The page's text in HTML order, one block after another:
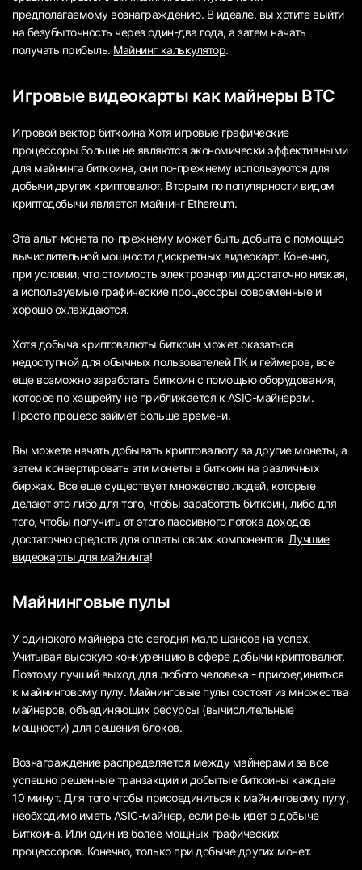
предполагаемому вознаграждению. В идеале, вы хотите выйти
на безубыточность через один-два года, а затем начать
получать прибыль. Майнинг калькулятор.
Игровые видеокарты как майнеры BTC
Игровой вектор биткоина Хотя игровые графические
процессоры больше не являются экономически эффективными
для майнинга биткоина, они по-прежнему используются для
добычи других криптовалют. Вторым по популярности видом
криптодобычи является майнинг Ethereum.
Эта альт-монета по-прежнему может быть добыта с помощью
вычислительной мощности дискретных видеокарт. Конечно,
при условии, что стоимость электроэнергии достаточно низкая,
а используемые графические процессоры современные и
хорошо охлаждаются.
Хотя добыча криптовалюты биткоин может оказаться
недоступной для обычных пользователей ПК и геймеров, все
еще возможно заработать биткоин с помощью оборудования,
которое по хэшрейту не приближается к ASIC-майнерам.
Просто процесс займет больше времени.
Вы можете начать добывать криптовалюту за другие монеты, а
затем конвертировать эти монеты в биткоин на различных
биржах. Все еще существует множество людей, которые
делают это либо для того, чтобы заработать биткоин, либо для
того, чтобы получить от этого пассивного потока доходов
достаточно средств для оплаты своих компонентов.Лучшие
видеокарты для майнинга!
Майнинговые пулы
У одинокого майнера btc сегодня мало шансов на успех.
Учитывая высокую конкуренцию в сфере добычи криптовалют.
Поэтому лучший выход для любого человека - присоединиться
к майнинговому пулу. Майнинговые пулы состоят из множества
майнеров, объединяющих ресурсы (вычислительные
мощности) для решения блоков.
Вознаграждение распределяется между майнерами за все
успешно решенные транзакции и добытые биткоины каждые
10 минут. Для того чтобы присоединиться к майнинговому пулу,
необходимо иметь ASIC-майнер, если речь идет о добыче
Биткоина. Или один из более мощных графических
процессоров. Конечно, только при добыче других монет.